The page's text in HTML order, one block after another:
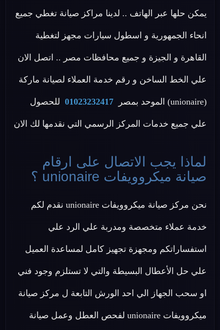
يمكن حلها عبر الهاتف .. لدينا مراكز صيانة تغطي جميع
انحاء الجمهورية و اسطول سيارات مجهز لتغطية
القاهرة و الجيزة و جميع محافظات مصر .. اتصل الان
علي الخط الساخن و رقم خدمة العملاء لصيانة ماركة
(unionaire) الموحد بمصر 01023232417 للحصول
علي جميع خدمات المركز الرسمي التي نقدمها لك الان
لماذا يجب الاتصال على ارقام
صيانة ميكروويفات unionaire ؟
نحن مركز صيانة ميكروويفات unionaire نقدم لكم
خدمة عملاء متخصصة ومدربة علي الرد علي
استفساراتكم ومجهزة تجهيز كامل لمساعدة العميل
علي حل الأعطال البسيطة والتي لا تستلزم وجود فني
او سحب الجهاز الي احد الورش التابعة ل مركز صيانة
ميكروويفات unionaire لفحص العطل وعمل صيانة